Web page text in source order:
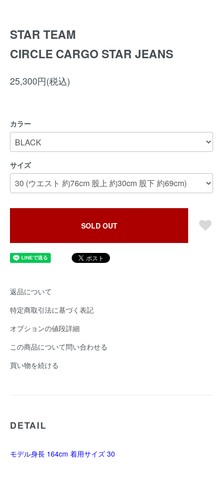
STAR TEAM
CIRCLE CARGO STAR JEANS
25,300円(税込)
カラー
サイズ
SOLD OUT
返品について
特定商取引法に基づく表記
オプションの値段詳細
この商品について問い合わせる
買い物を続ける
DETAIL
モデル身長 164cm 着用サイズ 30